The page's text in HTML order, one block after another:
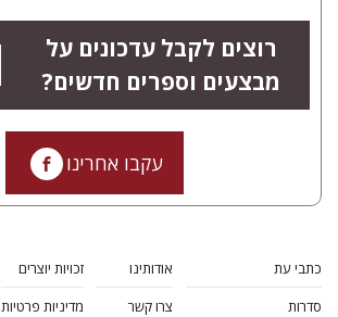
רוצים לקבל עדכונים על
מבצעים וספרים חדשים?
עקבו אחרינו
כתבי עת
סדרות
אודותינו
צרו קשר
זכויות יוצרים
מדיניות פרטיות